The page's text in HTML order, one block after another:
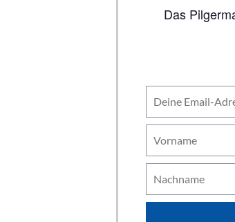
Das Pilgermagazin beschreibt auf 80 Seiten alle wichtigen Jakobswege, inklusive Karten. So viel Inhalt wie in